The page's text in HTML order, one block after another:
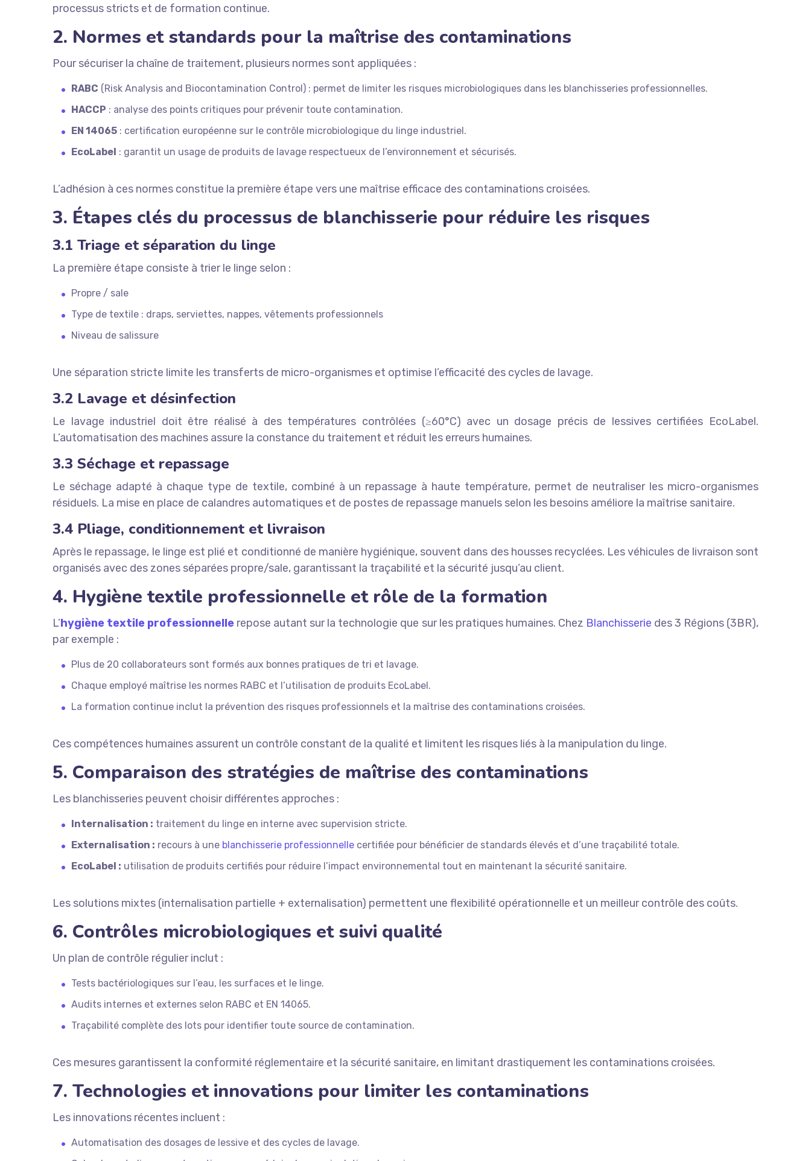
processus stricts et de formation continue.
2. Normes et standards pour la maîtrise des contaminations
Pour sécuriser la chaîne de traitement, plusieurs normes sont appliquées :
RABC (Risk Analysis and Biocontamination Control) : permet de limiter les risques microbiologiques dans les blanchisseries professionnelles.
HACCP : analyse des points critiques pour prévenir toute contamination.
EN 14065 : certification européenne sur le contrôle microbiologique du linge industriel.
EcoLabel : garantit un usage de produits de lavage respectueux de l’environnement et sécurisés.
L’adhésion à ces normes constitue la première étape vers une maîtrise efficace des contaminations croisées.
3. Étapes clés du processus de blanchisserie pour réduire les risques
3.1 Triage et séparation du linge
La première étape consiste à trier le linge selon :
Propre / sale
Type de textile : draps, serviettes, nappes, vêtements professionnels
Niveau de salissure
Une séparation stricte limite les transferts de micro-organismes et optimise l’efficacité des cycles de lavage.
3.2 Lavage et désinfection
Le lavage industriel doit être réalisé à des températures contrôlées (≥60°C) avec un dosage précis de lessives certifiées EcoLabel.
L’automatisation des machines assure la constance du traitement et réduit les erreurs humaines.
3.3 Séchage et repassage
Le séchage adapté à chaque type de textile, combiné à un repassage à haute température, permet de neutraliser les micro-organismes
résiduels. La mise en place de calandres automatiques et de postes de repassage manuels selon les besoins améliore la maîtrise sanitaire.
3.4 Pliage, conditionnement et livraison
Après le repassage, le linge est plié et conditionné de manière hygiénique, souvent dans des housses recyclées. Les véhicules de livraison sont
organisés avec des zones séparées propre/sale, garantissant la traçabilité et la sécurité jusqu’au client.
4. Hygiène textile professionnelle et rôle de la formation
L’hygiène textile professionnelle repose autant sur la technologie que sur les pratiques humaines. Chez Blanchisserie des 3 Régions (3BR),
par exemple :
Plus de 20 collaborateurs sont formés aux bonnes pratiques de tri et lavage.
Chaque employé maîtrise les normes RABC et l’utilisation de produits EcoLabel.
La formation continue inclut la prévention des risques professionnels et la maîtrise des contaminations croisées.
Ces compétences humaines assurent un contrôle constant de la qualité et limitent les risques liés à la manipulation du linge.
5. Comparaison des stratégies de maîtrise des contaminations
Les blanchisseries peuvent choisir différentes approches :
Internalisation : traitement du linge en interne avec supervision stricte.
Externalisation : recours à une blanchisserie professionnelle certifiée pour bénéficier de standards élevés et d’une traçabilité totale.
EcoLabel : utilisation de produits certifiés pour réduire l’impact environnemental tout en maintenant la sécurité sanitaire.
Les solutions mixtes (internalisation partielle + externalisation) permettent une flexibilité opérationnelle et un meilleur contrôle des coûts.
6. Contrôles microbiologiques et suivi qualité
Un plan de contrôle régulier inclut :
Tests bactériologiques sur l’eau, les surfaces et le linge.
Audits internes et externes selon RABC et EN 14065.
Traçabilité complète des lots pour identifier toute source de contamination.
Ces mesures garantissent la conformité réglementaire et la sécurité sanitaire, en limitant drastiquement les contaminations croisées.
7. Technologies et innovations pour limiter les contaminations
Les innovations récentes incluent :
Automatisation des dosages de lessive et des cycles de lavage.